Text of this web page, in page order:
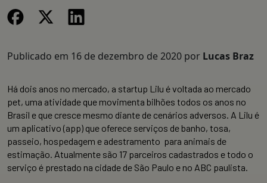
Publicado em 16 de dezembro de 2020 por Lucas Braz
Há dois anos no mercado, a startup Lilu é voltada ao mercado
pet, uma atividade que movimenta bilhões todos os anos no
Brasil e que cresce mesmo diante de cenários adversos. A Lilu é
um aplicativo (app) que oferece serviços de banho, tosa,
passeio, hospedagem e adestramento para animais de
estimação. Atualmente são 17 parceiros cadastrados e todo o
serviço é prestado na cidade de São Paulo e no ABC paulista.